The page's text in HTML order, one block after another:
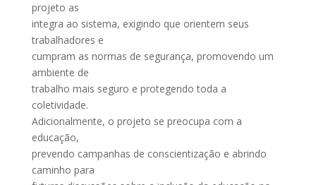
projeto as
integra ao sistema, exigindo que orientem seus
trabalhadores e
cumpram as normas de segurança, promovendo um
ambiente de
trabalho mais seguro e protegendo toda a
coletividade.
Adicionalmente, o projeto se preocupa com a
educação,
prevendo campanhas de conscientização e abrindo
caminho para